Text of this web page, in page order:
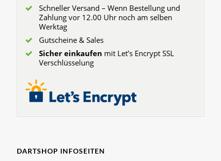
Schneller Versand – Wenn Bestellung und
Zahlung vor 12.00 Uhr noch am selben
Werktag
Gutscheine & Sales
Sicher einkaufen mit Let’s Encrypt SSL
Verschlüsselung
DARTSHOP INFOSEITEN